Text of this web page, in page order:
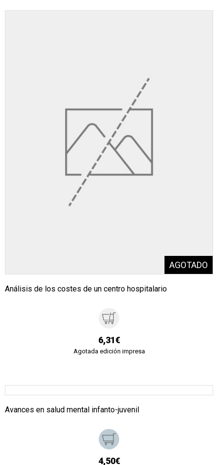
Análisis de los costes de un centro hospitalario
6,31€
Agotada edición impresa
Avances en salud mental infanto-juvenil
4,50€